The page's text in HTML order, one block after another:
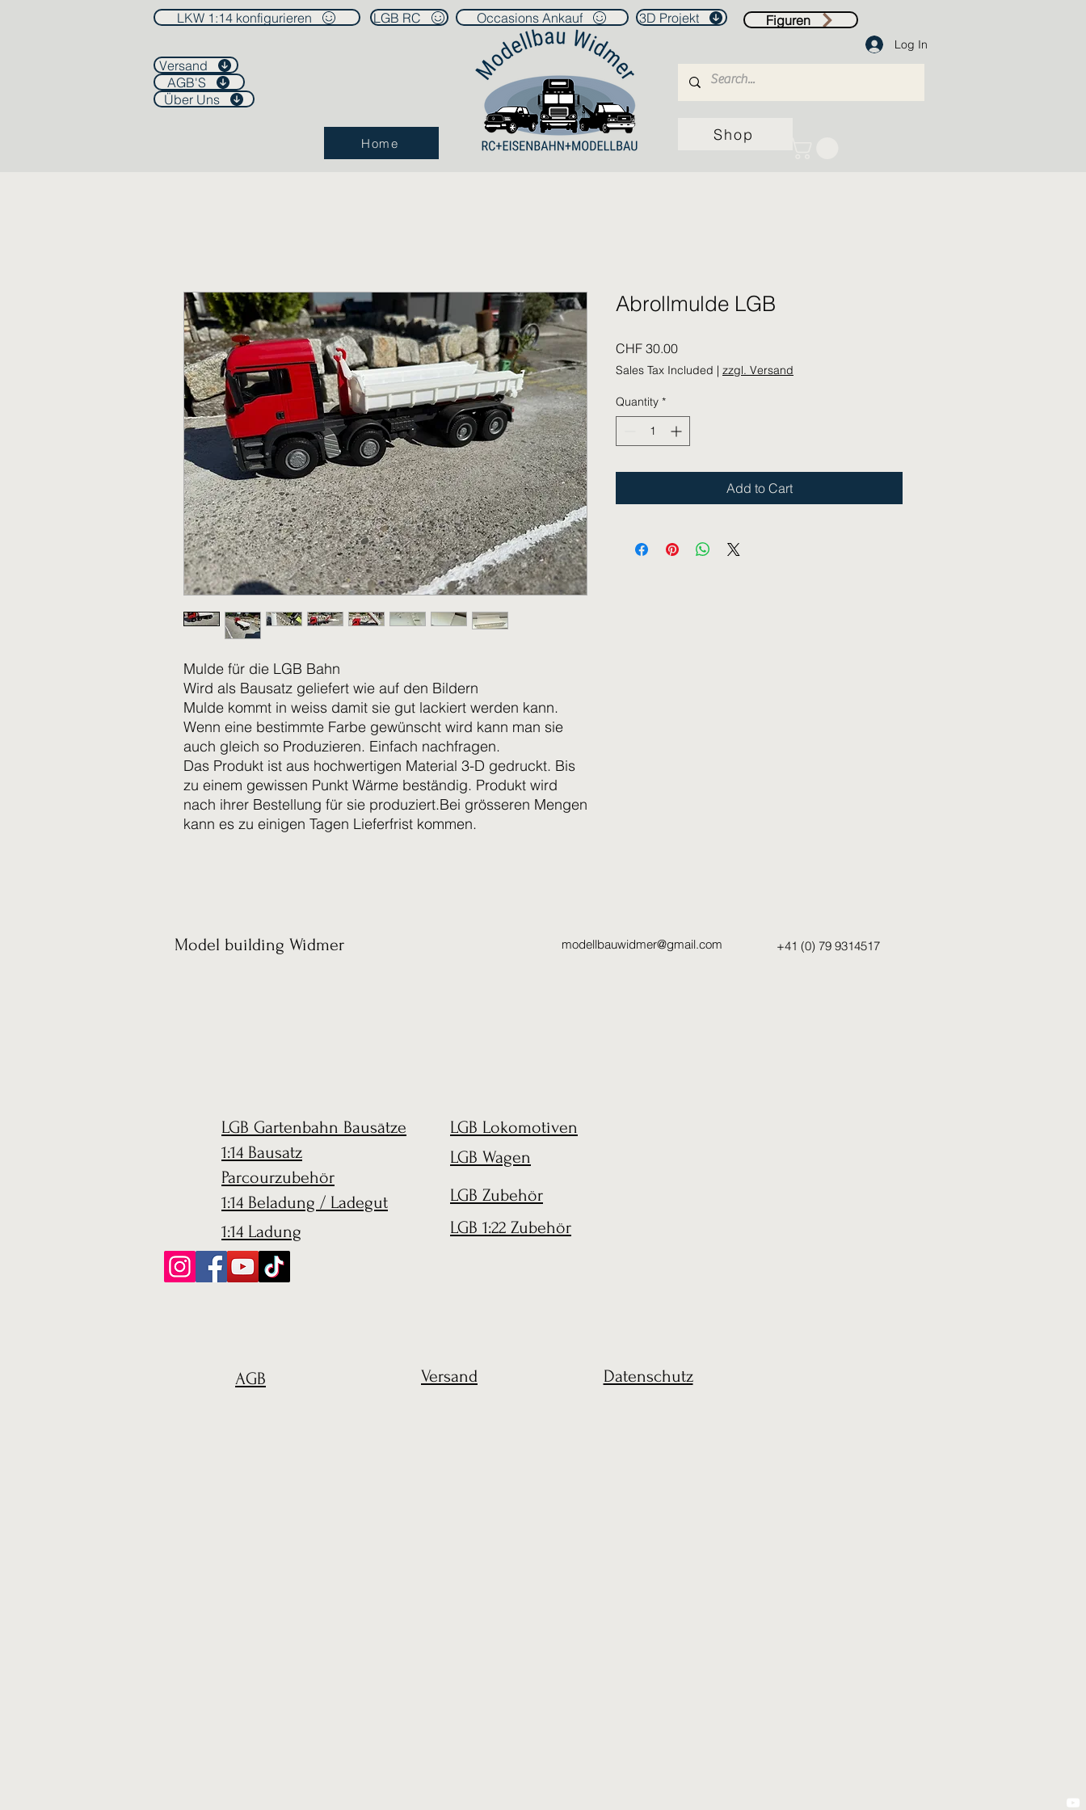
LKW 1:14 konfigurieren LGB RC
Versand
AGB'S
Über Uns
Home
Occasions Ankauf 3D Projekt
Log In
Shop
Figuren
Mulde für die LGB Bahn
Wird als Bausatz geliefert wie auf den Bildern
Mulde kommt in weiss damit sie gut lackiert werden kann.
Wenn eine bestimmte Farbe gewünscht wird kann man sie
auch gleich so Produzieren. Einfach nachfragen.
Das Produkt ist aus hochwertigen Material 3-D gedruckt. Bis
zu einem gewissen Punkt Wärme beständig. Produkt wird
nach ihrer Bestellung für sie produziert.Bei grösseren Mengen
kann es zu einigen Tagen Lieferfrist kommen.
Abrollmulde LGB
CHF 30.00Price
Sales Tax Included | zzgl. Versand
Quantity *
Add to Cart
Model building Widmer modellbauwidmer@gmail.com +41 (0) 79 9314517
LGB Gartenbahn Bausätze
1:14 Bausatz
Parcourzubehör
1:14 Beladung / Ladegut
1:14 Ladung
LGB Lokomotiven
LGB Wagen
LGB Zubehör
LGB 1:22 Zubehör
AGB Versand Datenschutz